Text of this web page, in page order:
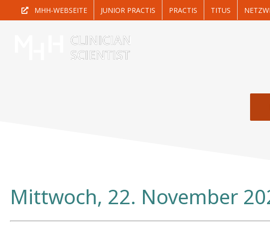
Inhalt
MHH-WEBSEITE JUNIOR PRACTIS PRACTIS TITUS
Mittwoch, 22. November